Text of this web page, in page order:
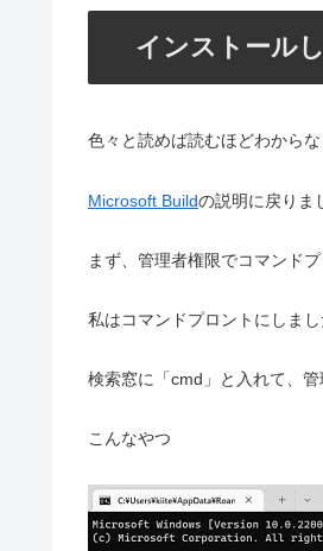
インストール
色々と読めば読むほどわから
Microsoft Buildの説明に戻りま
まず、管理者権限でコマンド
私はコマンドプロントにしま
検索窓に「cmd」と入れて、管
こんなやつ